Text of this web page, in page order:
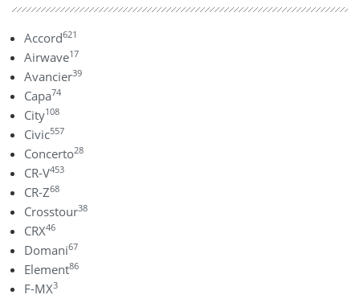
Accord621
Airwave17
Avancier39
Capa74
City108
Civic557
Concerto28
CR-V453
CR-Z68
Crosstour38
CRX46
Domani67
Element86
F-MX3